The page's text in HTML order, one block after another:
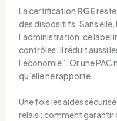
La certification RGE
des dispositifs. Sans
l’administration, ce label
contrôles. Il réduit aussi
l’économie”. Or une
qu’elle ne rapporte.
Une fois les aides
relais : comment garantir